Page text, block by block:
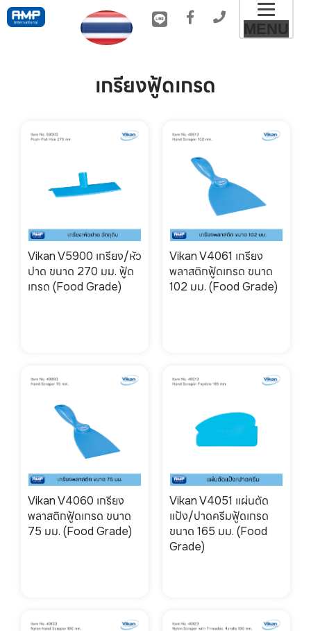
MENU
เกรียงฟู้ดเกรด
Vikan V5900 เกรียง/หัว
ปาด ขนาด 270 มม. ฟู้ด
เกรด (Food Grade)
Vikan V4061 เกรียง
พลาสติกฟู้ดเกรด ขนาด
102 มม. (Food Grade)
Vikan V4060 เกรียง
พลาสติกฟู้ดเกรด ขนาด
75 มม. (Food Grade)
Vikan V4051 แผ่นตัด
แป้ง/ปาดครีมฟู้ดเกรด
ขนาด 165 มม. (Food
Grade)